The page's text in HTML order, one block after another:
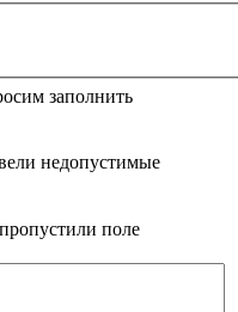
заполнить
недопустимые
поле